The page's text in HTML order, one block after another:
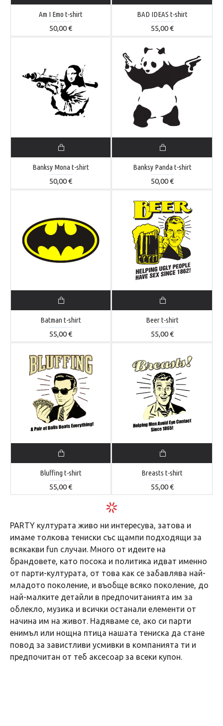
PARTY културата живо ни интересува, затова и
имаме толкова тениски със щампи подходящи за
всякакви fun случаи. Много от идеите на
брандовете, като посока и политика идват именно
от парти-културата, от това как се забавлява най-
младото поколение, и въобще всяко поколение, до
най-малките детайли в предпочитанията им за
облекло, музика и всички останали елементи от
начина им на живот. Надяваме се, ако си парти
енимъл или нощна птица нашата тениска да стане
повод за завистливи усмивки в компанията ти и
предпочитан от теб аксесоар за всеки купон.
Am I Emo t-shirt
50,00 €
BAD IDEAS t-shirt
55,00 €
Banksy Mona t-shirt
50,00 €
Banksy Panda t-shirt
50,00 €
Batman t-shirt
55,00 €
Beer t-shirt
55,00 €
Bluffing t-shirt
55,00 €
Breasts t-shirt
55,00 €